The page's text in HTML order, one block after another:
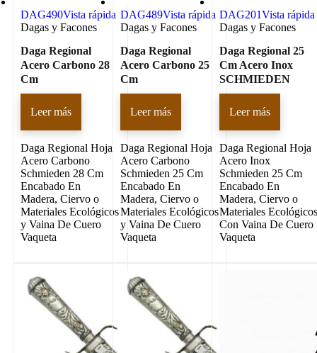
DAG490Vista rápida
Dagas y Facones
Daga Regional
Acero Carbono 28
Cm
Leer más
Daga Regional Hoja
Acero Carbono
Schmieden 28 Cm
Encabado En
Madera, Ciervo o
Materiales Ecológicos
y Vaina De Cuero
Vaqueta
DAG489Vista rápida
Dagas y Facones
Daga Regional
Acero Carbono 25
Cm
Leer más
Daga Regional Hoja
Acero Carbono
Schmieden 25 Cm
Encabado En
Madera, Ciervo o
Materiales Ecológicos
y Vaina De Cuero
Vaqueta
DAG201Vista rápida
Dagas y Facones
Daga Regional 25
Cm Acero Inox
SCHMIEDEN
Leer más
Daga Regional Hoja
Acero Inox
Schmieden 25 Cm
Encabado En
Madera, Ciervo o
Materiales
Con Vaina De Cuero
Vaqueta